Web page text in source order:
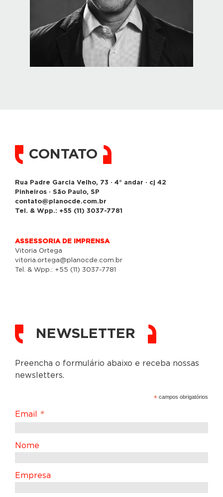
CONTATO
Rua Padre Garcia Velho, 73 · 4° andar · cj 42
Pinheiros · São Paulo, SP
contato@planocde.com.br
Tel. & Wpp.: +55 (11) 3037-7781
ASSESSORIA DE IMPRENSA
Vitoria Ortega
vitoria.ortega@planocde.com.br
Tel. & Wpp.: +55 (11) 3037-7781
NEWSLETTER
Preencha o formulário abaixo e receba nossas
newsletters.
* campos obrigatórios
Email *
Nome
Empresa